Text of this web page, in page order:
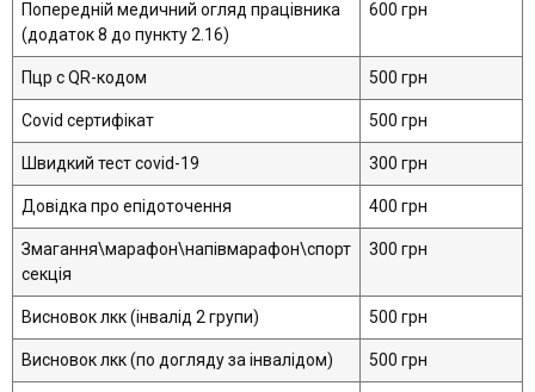
Попередній медичний огляд працівника
(додаток 8 до пункту 2.16)
600 грн
Пцр с QR-кодом 500 грн
Covid сертифікат 500 грн
Швидкий тест covid-19 300 грн
Довідка про епідоточення 400 грн
Змагання\марафон\напівмарафон\спорт
секція
300 грн
Висновок лкк (інвалід 2 групи) 500 грн
Висновок лкк (по догляду за інвалідом) 500 грн